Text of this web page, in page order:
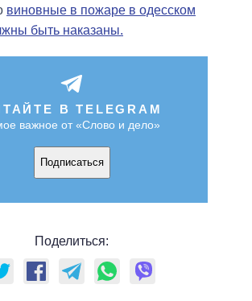
виновные в пожаре в одесском
быть наказаны.
В TELEGRAM
важное от «Слово и дело»
Подписаться
Поделиться: